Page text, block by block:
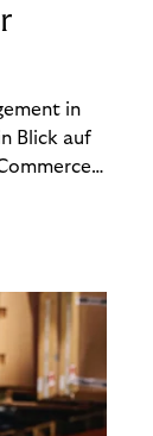
in
Blick auf